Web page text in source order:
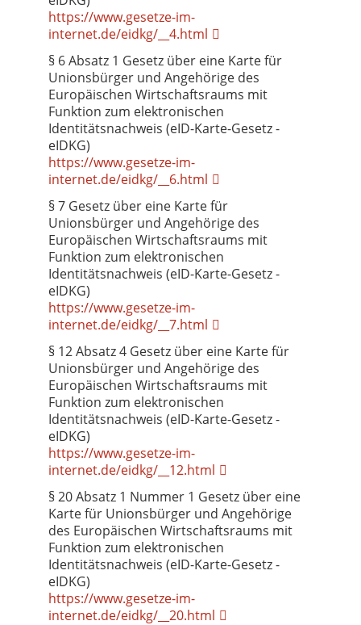
https://www.gesetze-im-
internet.de/eidkg/__4.html
§ 6 Absatz 1 Gesetz über eine Karte für
Unionsbürger und Angehörige des
Europäischen Wirtschaftsraums mit
Funktion zum elektronischen
Identitätsnachweis (eID-Karte-Gesetz -
eIDKG)
https://www.gesetze-im-
internet.de/eidkg/__6.html
§ 7 Gesetz über eine Karte für
Unionsbürger und Angehörige des
Europäischen Wirtschaftsraums mit
Funktion zum elektronischen
Identitätsnachweis (eID-Karte-Gesetz -
eIDKG)
https://www.gesetze-im-
internet.de/eidkg/__7.html
§ 12 Absatz 4 Gesetz über eine Karte für
Unionsbürger und Angehörige des
Europäischen Wirtschaftsraums mit
Funktion zum elektronischen
Identitätsnachweis (eID-Karte-Gesetz -
eIDKG)
https://www.gesetze-im-
internet.de/eidkg/__12.html
§ 20 Absatz 1 Nummer 1 Gesetz über eine
Karte für Unionsbürger und Angehörige
des Europäischen Wirtschaftsraums mit
Funktion zum elektronischen
Identitätsnachweis (eID-Karte-Gesetz -
eIDKG)
https://www.gesetze-im-
internet.de/eidkg/__20.html